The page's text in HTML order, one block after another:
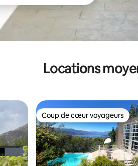
Locations
Coup de cœur voyageurs
Coup de cœur voyageurs